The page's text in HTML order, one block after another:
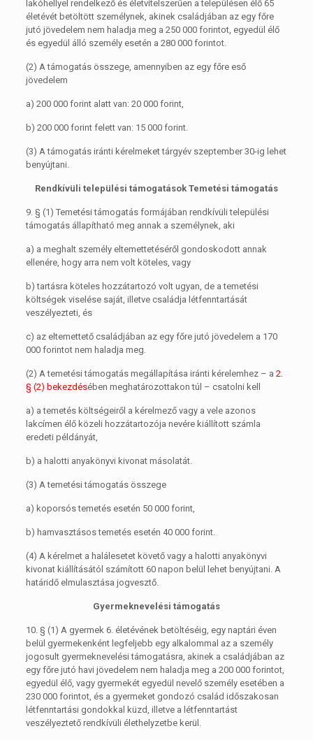
lakóhellyel rendelkező és életvitelszerűen a településen élő 65
életévét betöltött személynek, akinek családjában az egy főre
jutó jövedelem nem haladja meg a 250 000 forintot, egyedül élő
és egyedül álló személy esetén a 280 000 forintot.
(2) A támogatás összege, amennyiben az egy főre eső
jövedelem
a) 200 000 forint alatt van: 20 000 forint,
b) 200 000 forint felett van: 15 000 forint.
(3) A támogatás iránti kérelmeket tárgyév szeptember 30-ig lehet
benyújtani.
Rendkívüli települési támogatások Temetési támogatás
9. § (1) Temetési támogatás formájában rendkívüli települési
támogatás állapítható meg annak a személynek, aki
a) a meghalt személy eltemettetéséről gondoskodott annak
ellenére, hogy arra nem volt köteles, vagy
b) tartásra köteles hozzátartozó volt ugyan, de a temetési
költségek viselése saját, illetve családja létfenntartását
veszélyezteti, és
c) az eltemettető családjában az egy főre jutó jövedelem a 170
000 forintot nem haladja meg.
(2) A temetési támogatás megállapítása iránti kérelemhez – a 2.
§ (2) bekezdésében meghatározottakon túl – csatolni kell
a) a temetés költségeiről a kérelmező vagy a vele azonos
lakcímen élő közeli hozzátartozója nevére kiállított számla
eredeti példányát,
b) a halotti anyakönyvi kivonat másolatát.
(3) A temetési támogatás összege
a) koporsós temetés esetén 50 000 forint,
b) hamvasztásos temetés esetén 40 000 forint.
(4) A kérelmet a halálesetet követő vagy a halotti anyakönyvi
kivonat kiállításától számított 60 napon belül lehet benyújtani. A
határidő elmulasztása jogvesztő.
Gyermeknevelési támogatás
10. § (1) A gyermek 6. életévének betöltéséig, egy naptári éven
belül gyermekenként legfeljebb egy alkalommal az a személy
jogosult gyermeknevelési támogatásra, akinek a családjában az
egy főre jutó havi jövedelem nem haladja meg a 200 000 forintot,
egyedül élő, vagy gyermekét egyedül nevelő személy esetében a
230 000 forintot, és a gyermeket gondozó család időszakosan
létfenntartási gondokkal küzd, illetve a létfenntartást
veszélyeztető rendkívüli élethelyzetbe kerül.